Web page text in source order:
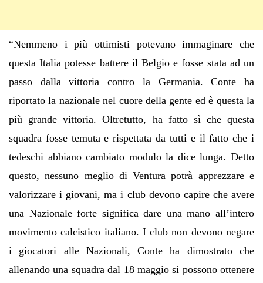
“Nemmeno i più ottimisti potevano immaginare che
questa Italia potesse battere il Belgio e fosse stata ad un
passo dalla vittoria contro la Germania. Conte ha
riportato la nazionale nel cuore della gente ed è questa la
più grande vittoria. Oltretutto, ha fatto sì che questa
squadra fosse temuta e rispettata da tutti e il fatto che i
tedeschi abbiano cambiato modulo la dice lunga. Detto
questo, nessuno meglio di Ventura potrà apprezzare e
valorizzare i giovani, ma i club devono capire che avere
una Nazionale forte significa dare una mano all’intero
movimento calcistico italiano. I club non devono negare
i giocatori alle Nazionali, Conte ha dimostrato che
allenando una squadra dal 18 maggio si possono ottenere